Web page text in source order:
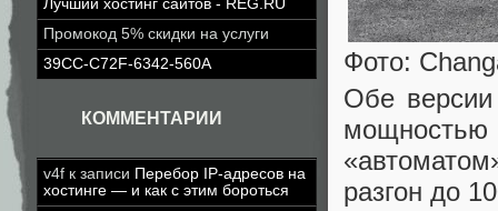
Лучший хостинг сайтов - REG.RU
Промокод 5% скидки на услуги
39CC-C72F-6342-560A
КОММЕНТАРИИ
v4f к записи Перебор IP-адресов на
хостинге — и как с этим бороться
Фото:
Обе
мощностью
разгон до